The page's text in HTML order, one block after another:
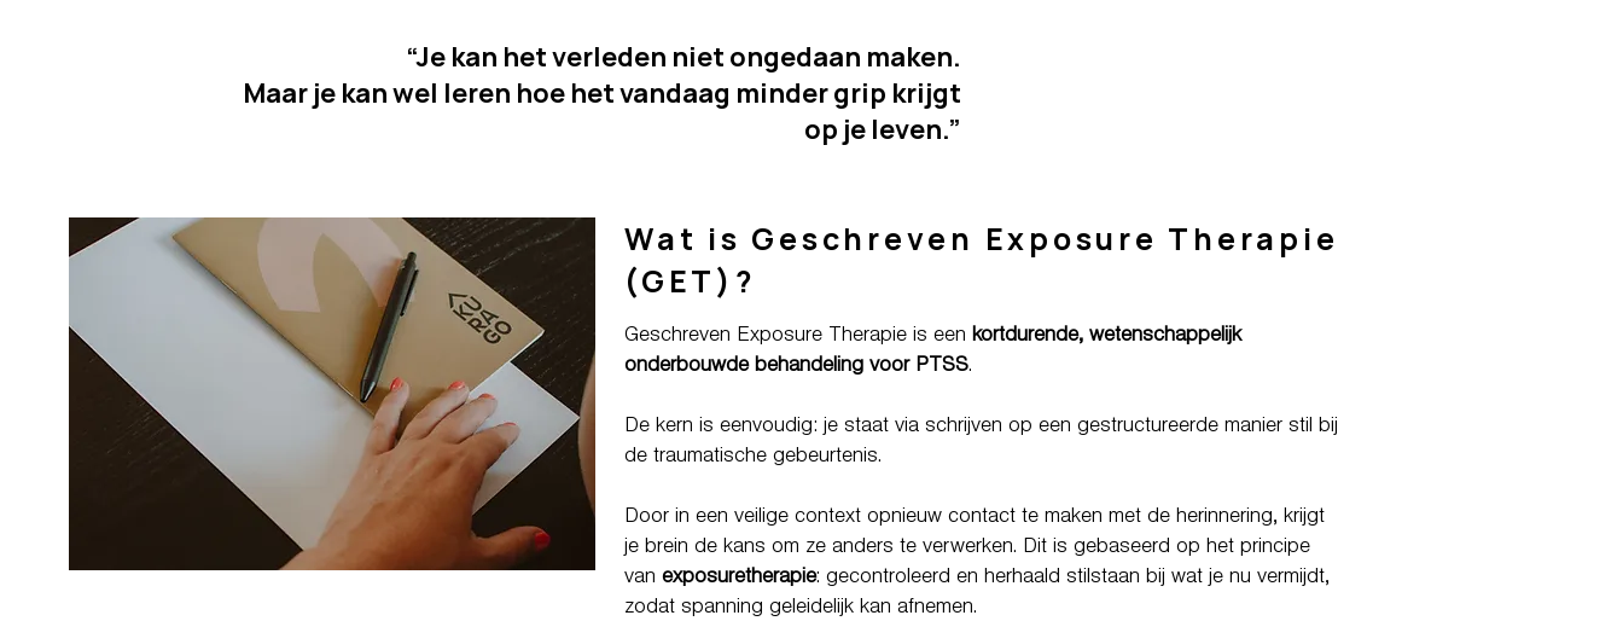
“Je kan het verleden niet ongedaan maken.
Maar je kan wel leren hoe het vandaag minder grip krijgt
op je leven.”
Wat is Geschreven Exposure Therapie
(GET)?
Geschreven Exposure Therapie is een kortdurende, wetenschappelijk
onderbouwde behandeling voor PTSS.
De kern is eenvoudig: je staat via schrijven op een gestructureerde manier stil bij
de traumatische gebeurtenis.
Door in een veilige context opnieuw contact te maken met de herinnering, krijgt
je brein de kans om ze anders te verwerken. Dit is gebaseerd op het principe
van exposuretherapie: gecontroleerd en herhaald stilstaan bij wat je nu vermijdt,
zodat spanning geleidelijk kan afnemen.